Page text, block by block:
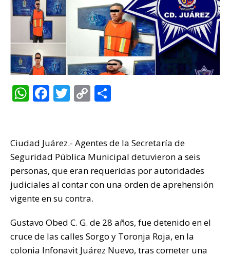
W
s
A
p
p
F
e
b
o
o
k
T
te
r
C
y
Li
n
k
p
ar
ti
r
Ciudad Juárez.- Agentes de la Secretaría de
Seguridad Pública Municipal detuvieron a seis
personas, que eran requeridas por autoridades
judiciales al contar con una orden de aprehensión
vigente en su contra.
Gustavo Obed C. G. de 28 años, fue detenido en el
cruce de las calles Sorgo y Toronja Roja, en la
colonia Infonavit Juárez Nuevo, tras cometer una